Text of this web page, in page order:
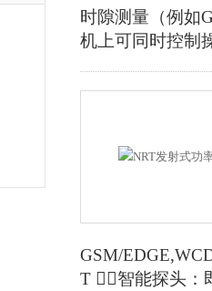
时隙测量（例如
机上可同时控制
GSM/
T 智能探头：